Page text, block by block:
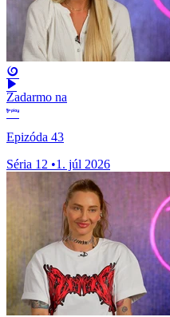
Zadarmo na
Epizóda 43
Séria 12 •1. júl 2026